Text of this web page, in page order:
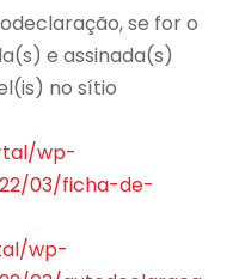
se for o
e assinada(s)
no sítio
wp-
03/ficha-de-
wp-